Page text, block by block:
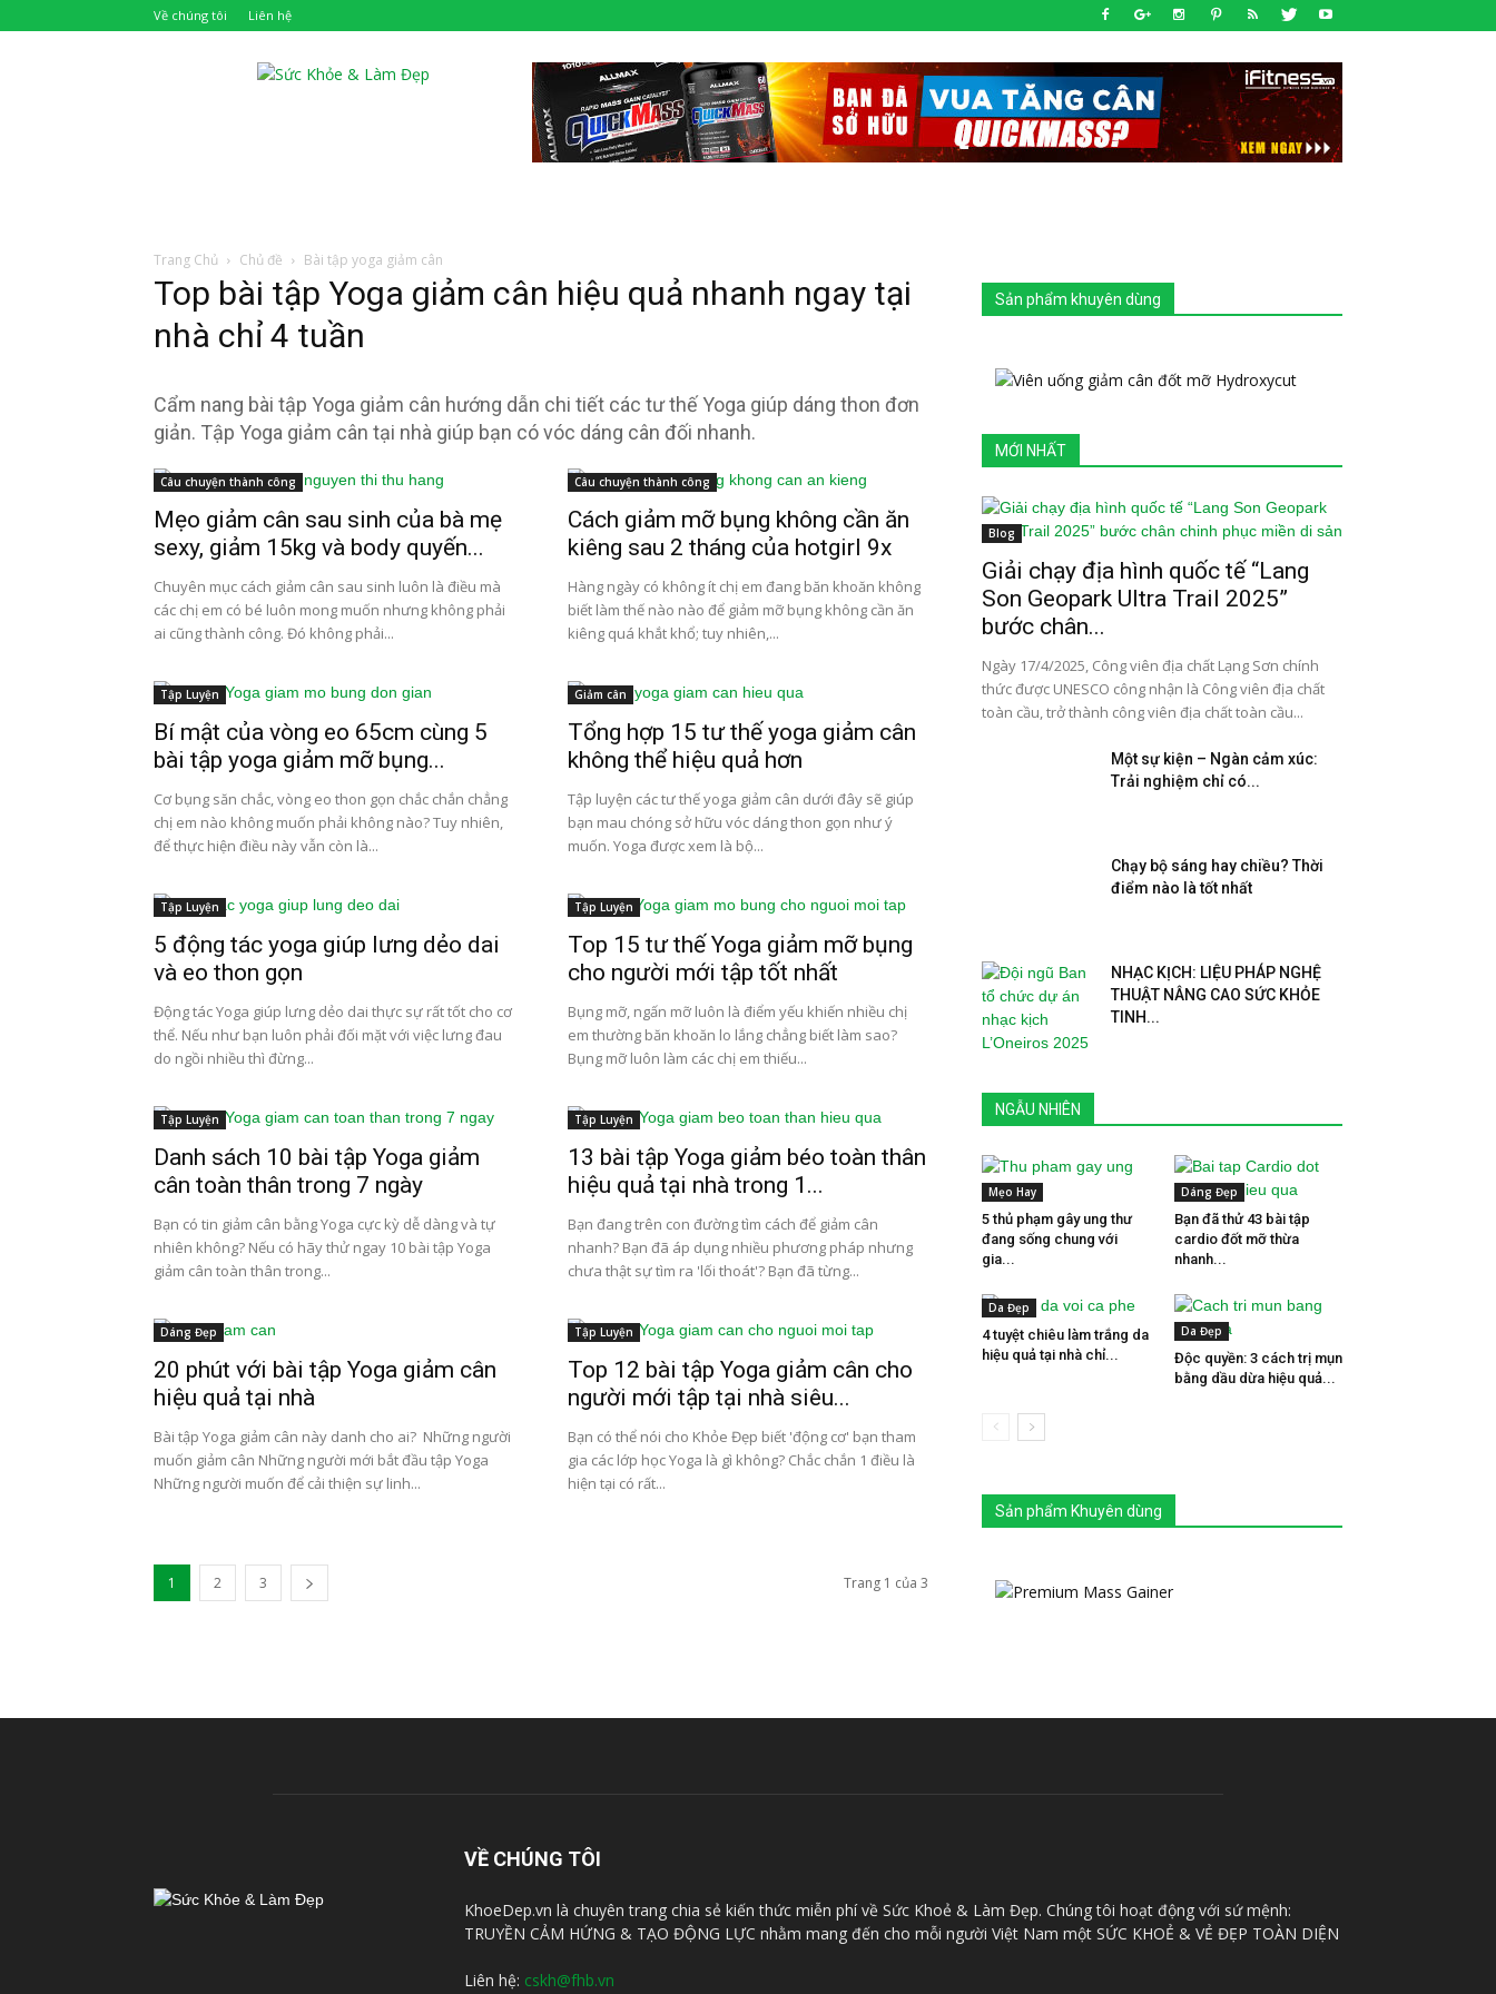
Về chúng tôi Liên hệ
Trang Chủ Chủ đề Bài tập yoga giảm cân
Top bài tập Yoga giảm cân hiệu quả nhanh ngay tại
nhà chỉ 4 tuần
Cẩm nang bài tập Yoga giảm cân hướng dẫn chi tiết các tư thế Yoga giúp dáng thon đơn
giản. Tập Yoga giảm cân tại nhà giúp bạn có vóc dáng cân đối nhanh.
Câu chuyện thành công
Mẹo giảm cân sau sinh của bà mẹ
sexy, giảm 15kg và body quyến...
Chuyên mục cách giảm cân sau sinh luôn là điều mà
các chị em có bé luôn mong muốn nhưng không phải
ai cũng thành công. Đó không phải...
Câu chuyện thành công
Cách giảm mỡ bụng không cần ăn
kiêng sau 2 tháng của hotgirl 9x
Hàng ngày có không ít chị em đang băn khoăn không
biết làm thế nào nào để giảm mỡ bụng không cần ăn
kiêng quá khắt khổ; tuy nhiên,...
Tập Luyện
Bí mật của vòng eo 65cm cùng 5
bài tập yoga giảm mỡ bụng...
Cơ bụng săn chắc, vòng eo thon gọn chắc chắn chẳng
chị em nào không muốn phải không nào? Tuy nhiên,
để thực hiện điều này vẫn còn là...
Giảm cân
Tổng hợp 15 tư thế yoga giảm cân
không thể hiệu quả hơn
Tập luyện các tư thế yoga giảm cân dưới đây sẽ giúp
bạn mau chóng sở hữu vóc dáng thon gọn như ý
muốn. Yoga được xem là bộ...
Tập Luyện
5 động tác yoga giúp lưng dẻo dai
và eo thon gọn
Động tác Yoga giúp lưng dẻo dai thực sự rất tốt cho cơ
thể. Nếu như bạn luôn phải đối mặt với việc lưng đau
do ngồi nhiều thì đừng...
Tập Luyện
Top 15 tư thế Yoga giảm mỡ bụng
cho người mới tập tốt nhất
Bụng mỡ, ngấn mỡ luôn là điểm yếu khiến nhiều chị
em thường băn khoăn lo lắng chẳng biết làm sao?
Bụng mỡ luôn làm các chị em thiếu...
Tập Luyện
Danh sách 10 bài tập Yoga giảm
cân toàn thân trong 7 ngày
Bạn có tin giảm cân bằng Yoga cực kỳ dễ dàng và tự
nhiên không? Nếu có hãy thử ngay 10 bài tập Yoga
giảm cân toàn thân trong...
Tập Luyện
13 bài tập Yoga giảm béo toàn thân
hiệu quả tại nhà trong 1...
Bạn đang trên con đường tìm cách để giảm cân
nhanh? Bạn đã áp dụng nhiều phương pháp nhưng
chưa thật sự tìm ra 'lối thoát'? Bạn đã từng...
Dáng Đẹp
20 phút với bài tập Yoga giảm cân
hiệu quả tại nhà
Bài tập Yoga giảm cân này danh cho ai? Những người
muốn giảm cân Những người mới bắt đầu tập Yoga
Những người muốn để cải thiện sự linh...
Tập Luyện
Top 12 bài tập Yoga giảm cân cho
người mới tập tại nhà siêu...
Bạn có thể nói cho Khỏe Đẹp biết 'động cơ' bạn tham
gia các lớp học Yoga là gì không? Chắc chắn 1 điều là
hiện tại có rất...
1 2 3 Trang 1 của 3
Sản phẩm khuyên dùng
MỚI NHẤT
Blog
Giải chạy địa hình quốc tế “Lang
Son Geopark Ultra Trail 2025”
bước chân...
Ngày 17/4/2025, Công viên địa chất Lạng Sơn chính
thức được UNESCO công nhận là Công viên địa chất
toàn cầu, trở thành công viên địa chất toàn cầu...
Một sự kiện – Ngàn cảm xúc:
Trải nghiệm chỉ có...
Chạy bộ sáng hay chiều? Thời
điểm nào là tốt nhất
NHẠC KỊCH: LIỆU PHÁP NGHỆ
THUẬT NÂNG CAO SỨC KHỎE
TINH...
NGẪU NHIÊN
Mẹo Hay
5 thủ phạm gây ung thư
đang sống chung với
gia...
Dáng Đẹp
Bạn đã thử 43 bài tập
cardio đốt mỡ thừa
nhanh...
Da Đẹp
4 tuyệt chiêu làm trắng da
hiệu quả tại nhà chỉ...
Da Đẹp
Độc quyền: 3 cách trị mụn
bằng dầu dừa hiệu quả...
Sản phẩm Khuyên dùng
VỀ CHÚNG TÔI
KhoeDep.vn là chuyên trang chia sẻ kiến thức miễn phí về Sức Khoẻ & Làm Đẹp. Chúng tôi hoạt động với sứ mệnh:
TRUYỀN CẢM HỨNG & TẠO ĐỘNG LỰC nhằm mang đến cho mỗi người Việt Nam một SỨC KHOẺ & VẺ ĐẸP TOÀN DIỆN
Liên hệ: cskh@fhb.vn